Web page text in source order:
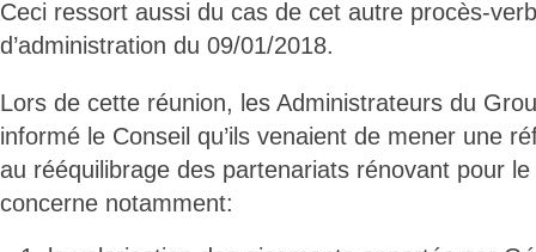
Ceci ressort aussi du cas de cet autre procès-
d’administration du 09/01/2018.
Lors de cette réunion, les Administrateurs du
informé le Conseil qu’ils venaient de mener une
au rééquilibrage des partenariats rénovant pour
concerne notamment: